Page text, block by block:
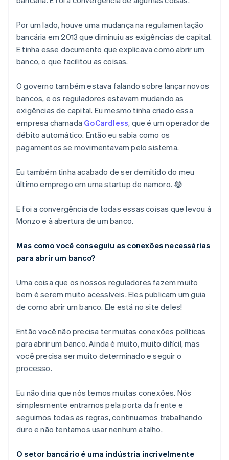
Por um lado, houve uma mudança na regulamentação
bancária em 2013 que diminuiu as exigências de capital.
E tinha esse documento que explicava como abrir um
banco, o que facilitou as coisas.
O governo também estava falando sobre lançar novos
bancos, e os reguladores estavam mudando as
exigências de capital. Eu mesmo tinha criado essa
empresa chamada GoCardless, que é um operador de
débito automático. Então eu sabia como os
pagamentos se movimentavam pelo sistema.
Eu também tinha acabado de ser demitido do meu
último emprego em uma startup de namoro. 😂
E foi a convergência de todas essas coisas que levou à
Monzo e à abertura de um banco.
Mas como você conseguiu as conexões necessárias
para abrir um banco?
Uma coisa que os nossos reguladores fazem muito
bem é serem muito acessíveis. Eles publicam um guia
de como abrir um banco. Ele está no site deles!
Então você não precisa ter muitas conexões políticas
para abrir um banco. Ainda é muito, muito difícil, mas
você precisa ser muito determinado e seguir o
processo.
Eu não diria que nós temos muitas conexões. Nós
simplesmente entramos pela porta da frente e
seguimos todas as regras, continuamos trabalhando
duro e não tentamos usar nenhum atalho.
O setor bancário é uma indústria incrivelmente